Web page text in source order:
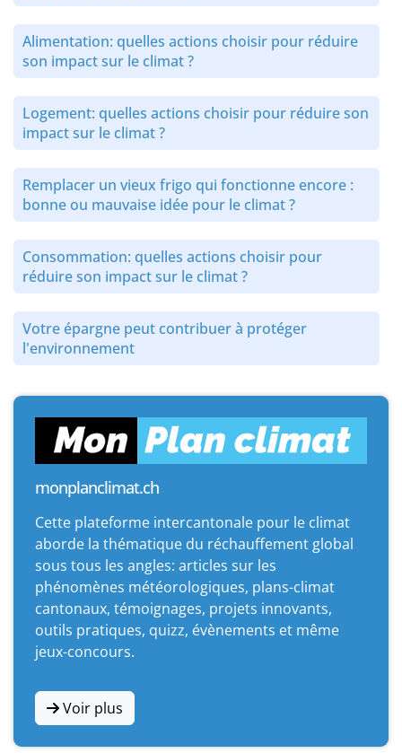
Alimentation: quelles actions choisir pour réduire
son impact sur le climat ?
Logement: quelles actions choisir pour réduire son
impact sur le climat ?
Remplacer un vieux frigo qui fonctionne encore :
bonne ou mauvaise idée pour le climat ?
Consommation: quelles actions choisir pour
réduire son impact sur le climat ?
Votre épargne peut contribuer à protéger
l'environnement
monplanclimat.ch
Cette plateforme intercantonale pour le climat
aborde la thématique du réchauffement global
sous tous les angles: articles sur les
phénomènes météorologiques, plans-climat
cantonaux, témoignages, projets innovants,
outils pratiques, quizz, évènements et même
jeux-concours.
Voir plus